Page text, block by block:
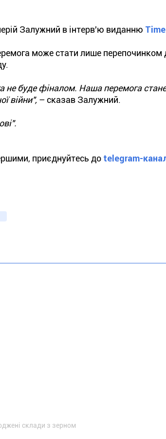
Залужний в інтерв'ю виданню Time
може стати лише перепочинком
не буде фіналом. Наша перемога стане
війни", – сказав Залужний.
приєднуйтесь до telegram-
склади з зерном